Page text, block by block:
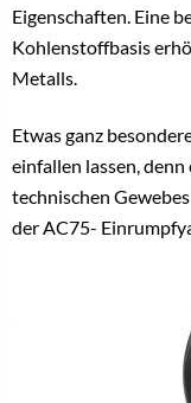
Eigenschaften. Eine
Kohlenstoffbasis
Metalls.
Etwas ganz
einfallen lassen,
technischen
der AC75-